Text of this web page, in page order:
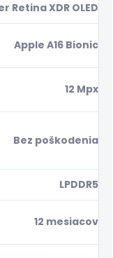
Retina XDR OLED
Apple A16 Bionic
12 Mpx
Bez poškodenia
LPDDR5
12 mesiacov